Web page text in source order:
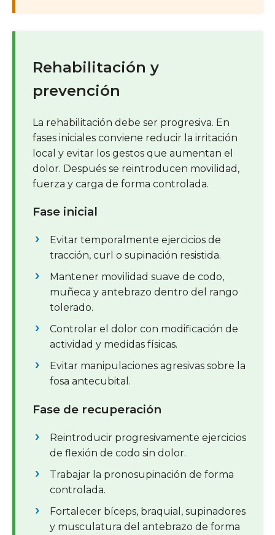
Rehabilitación y
prevención
La rehabilitación debe ser progresiva. En
fases iniciales conviene reducir la irritación
local y evitar los gestos que aumentan el
dolor. Después se reintroducen movilidad,
fuerza y carga de forma controlada.
Fase inicial
Evitar temporalmente ejercicios de
tracción, curl o supinación resistida.
Mantener movilidad suave de codo,
muñeca y antebrazo dentro del rango
tolerado.
Controlar el dolor con modificación de
actividad y medidas físicas.
Evitar manipulaciones agresivas sobre la
fosa antecubital.
Fase de recuperación
Reintroducir progresivamente ejercicios
de flexión de codo sin dolor.
Trabajar la pronosupinación de forma
controlada.
Fortalecer bíceps, braquial, supinadores
y musculatura del antebrazo de forma